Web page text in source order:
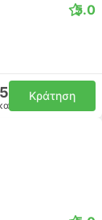
5.0
Κράτηση